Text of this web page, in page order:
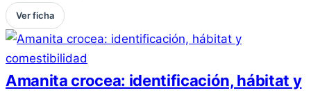
Ver ficha
Amanita crocea: identificación, hábitat y